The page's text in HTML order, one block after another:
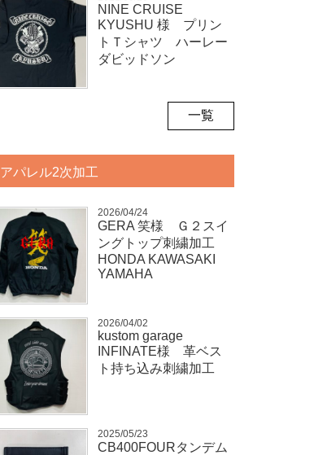
NINE CRUISE
KYUSHU 様 プリン
トＴシャツ ハーレー
ダビッドソン
一覧
アパレル2次加工
2026/04/24
GERA 笑様 Ｇ２スイ
ングトップ刺繍加工
HONDA KAWASAKI
YAMAHA
2026/04/02
kustom garage
INFINATE様 革ベス
ト持ち込み刺繍加工
2025/05/23
CB400FOURタンデム